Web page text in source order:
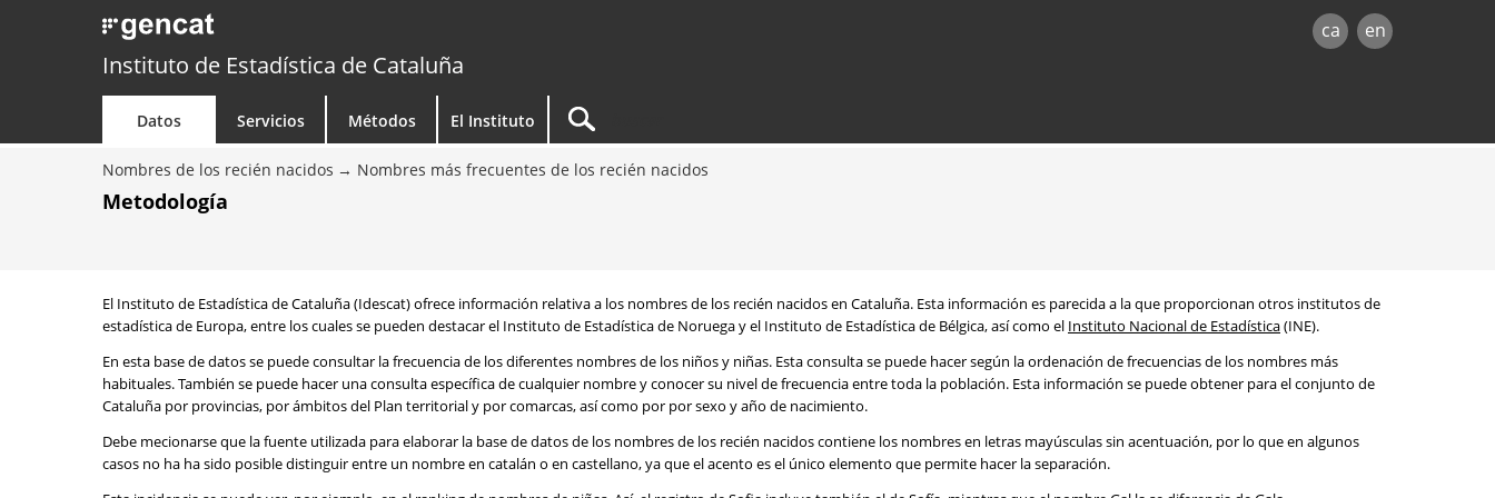
ca en
Instituto de Estadística de Cataluña
Datos Servicios Métodos El Instituto
Nombres de los recién nacidos Nombres más frecuentes de los recién nacidos
Metodología
El Instituto de Estadística de Cataluña (Idescat) ofrece información relativa a los nombres de los recién nacidos en Cataluña. Esta información es parecida a la que proporcionan otros institutos de
estadística de Europa, entre los cuales se pueden destacar el Instituto de Estadística de Noruega y el Instituto de Estadística de Bélgica, así como el Instituto Nacional de Estadística(INE).
En esta base de datos se puede consultar la frecuencia de los diferentes nombres de los niños y niñas. Esta consulta se puede hacer según la ordenación de frecuencias de los nombres más
habituales. También se puede hacer una consulta específica de cualquier nombre y conocer su nivel de frecuencia entre toda la población. Esta información se puede obtener para el conjunto de
Cataluña por provincias, por ámbitos del Plan territorial y por comarcas, así como por por sexo y año de nacimiento.
Debe mecionarse que la fuente utilizada para elaborar la base de datos de los nombres de los recién nacidos contiene los nombres en letras mayúsculas sin acentuación, por lo que en algunos
casos no ha ha sido posible distinguir entre un nombre en catalán o en castellano, ya que el acento es el único elemento que permite hacer la separación.